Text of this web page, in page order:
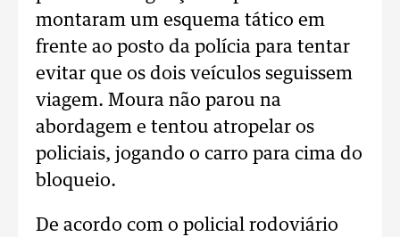
montaram um esquema tático em
frente ao posto da polícia para tentar
evitar que os dois veículos seguissem
viagem. Moura não parou na
abordagem e tentou atropelar os
policiais, jogando o carro para cima do
bloqueio.
De acordo com o policial rodoviário